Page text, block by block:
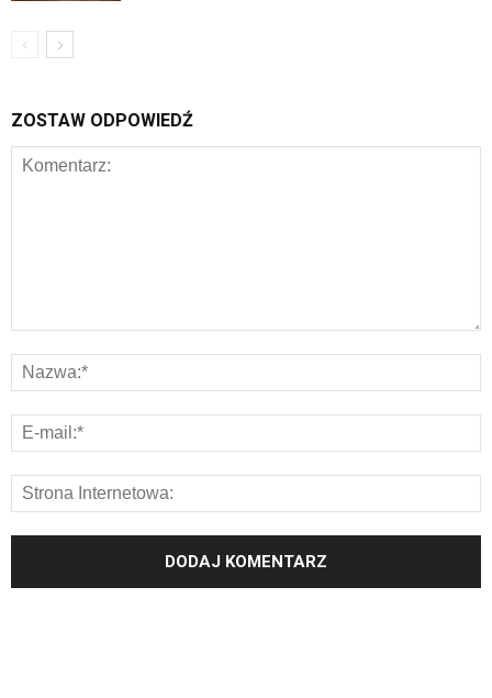
ZOSTAW ODPOWIEDŹ